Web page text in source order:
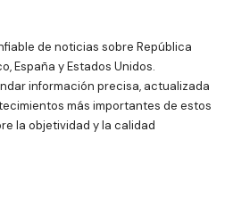
de noticias sobre República
España y Estados Unidos.
información precisa, actualizada
más importantes de estos
la objetividad y la calidad